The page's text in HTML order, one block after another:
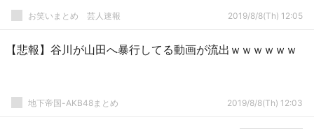
お笑いまとめ 芸人速報 2019/8/8(Th) 12:05
【悲報】谷川が山田へ暴行してる動画が流出ｗｗｗｗｗｗ
地下帝国-AKB48まとめ 2019/8/8(Th) 12:03